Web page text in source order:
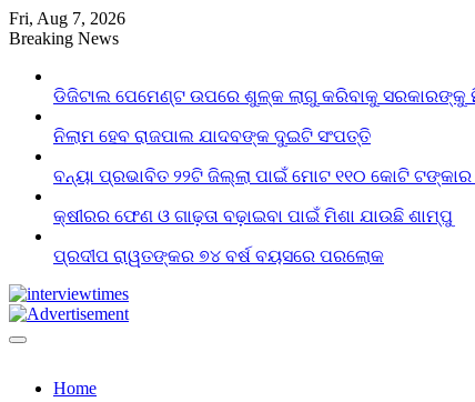
Skip
to
Fri, Aug 7, 2026
Breaking News
ଡିଜିଟାଲ ପେମେଣ୍ଟ ଉପରେ ଶୁଳ୍କ ଲାଗୁ କରିବାକୁ ସରକାରଙ୍କୁ
ନିଲାମ ହେବ ରାଜପାଲ ଯାଦବଙ୍କ ଦୁଇଟି ସଂପତ୍ତି
ବନ୍ୟା ପ୍ରଭାବିତ ୨୨ଟି ଜିଲ୍ଲା ପାଇଁ ମୋଟ ୧୧୦ କୋଟି ଟଙ୍କାର
କ୍ଷୀରର ଫେଣ ଓ ଗାଢ଼ତା ବଢ଼ାଇବା ପାଇଁ ମିଶା ଯାଉଛି ଶାମ୍ପୁ
ପ୍ରଦୀପ ରାୱତଙ୍କର ୭୪ ବର୍ଷ ବୟସରେ ପରଲୋକ
Home